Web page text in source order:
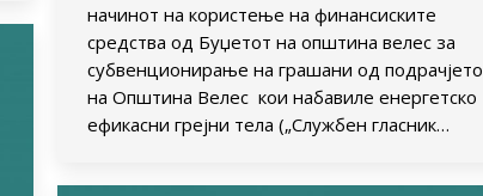
начинот на користење на финансиските
средства од Буџетот на општина велес за
субвенционирање на грашани од подрачјето
на Општина Велес кои набавиле енергетско
ефикасни грејни тела („Службен гласник…